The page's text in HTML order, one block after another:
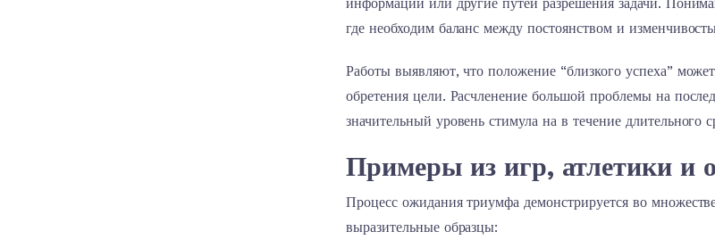
где необходим баланс между постоянством и
Работы выявляют, что положение “близкого успеха”
обретения цели. Расчленение большой проблемы на
значительный уровень стимула на в течение длительного
Примеры из игр, атлетики и
Процесс ожидания триумфа демонстрируется во
выразительные образцы: